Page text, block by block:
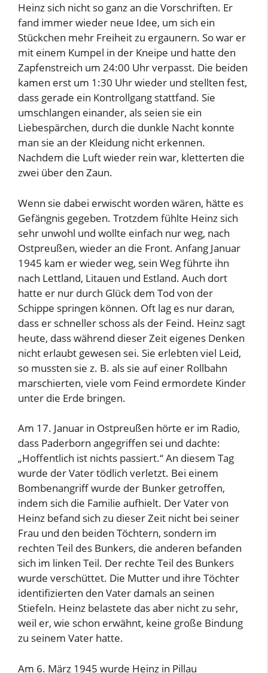
Heinz sich nicht so ganz an die Vorschriften. Er
fand immer wieder neue Idee, um sich ein
Stückchen mehr Freiheit zu ergaunern. So war er
mit einem Kumpel in der Kneipe und hatte den
Zapfenstreich um 24:00 Uhr verpasst. Die beiden
kamen erst um 1:30 Uhr wieder und stellten fest,
dass gerade ein Kontrollgang stattfand. Sie
umschlangen einander, als seien sie ein
Liebespärchen, durch die dunkle Nacht konnte
man sie an der Kleidung nicht erkennen.
Nachdem die Luft wieder rein war, kletterten die
zwei über den Zaun.
Wenn sie dabei erwischt worden wären, hätte es
Gefängnis gegeben. Trotzdem fühlte Heinz sich
sehr unwohl und wollte einfach nur weg, nach
Ostpreußen, wieder an die Front. Anfang Januar
1945 kam er wieder weg, sein Weg führte ihn
nach Lettland, Litauen und Estland. Auch dort
hatte er nur durch Glück dem Tod von der
Schippe springen können. Oft lag es nur daran,
dass er schneller schoss als der Feind. Heinz sagt
heute, dass während dieser Zeit eigenes Denken
nicht erlaubt gewesen sei. Sie erlebten viel Leid,
so mussten sie z. B. als sie auf einer Rollbahn
marschierten, viele vom Feind ermordete Kinder
unter die Erde bringen.
Am 17. Januar in Ostpreußen hörte er im Radio,
dass Paderborn angegriffen sei und dachte:
„Hoffentlich ist nichts passiert.“ An diesem Tag
wurde der Vater tödlich verletzt. Bei einem
Bombenangriff wurde der Bunker getroffen,
indem sich die Familie aufhielt. Der Vater von
Heinz befand sich zu dieser Zeit nicht bei seiner
Frau und den beiden Töchtern, sondern im
rechten Teil des Bunkers, die anderen befanden
sich im linken Teil. Der rechte Teil des Bunkers
wurde verschüttet. Die Mutter und ihre Töchter
identifizierten den Vater damals an seinen
Stiefeln. Heinz belastete das aber nicht zu sehr,
weil er, wie schon erwähnt, keine große Bindung
zu seinem Vater hatte.
Am 6. März 1945 wurde Heinz in Pillau